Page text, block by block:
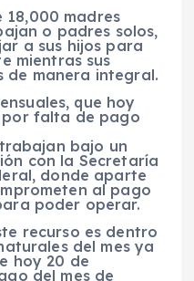
18,000 madres
o padres solos,
a sus hijos para
mientras sus
de manera integral.
que hoy
falta de pago
bajo un
con la Secretaría
donde aparte
al pago
poder operar.
recurso es dentro
del mes ya
hoy 20 de
del mes de